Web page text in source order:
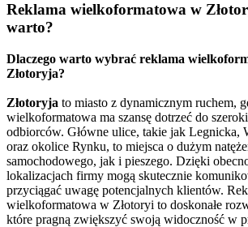
Reklama wielkoformatowa w
warto?
Dlaczego warto wybrać reklama
Złotoryja?
Złotoryja to miasto z dynamicznym ruchem,
wielkoformatowa ma szansę dotrzeć do
odbiorców. Główne ulice, takie jak Legnicka,
oraz okolice Rynku, to miejsca o dużym
samochodowego, jak i pieszego. Dzięki
lokalizacjach firmy mogą skutecznie
przyciągać uwagę potencjalnych klientów.
wielkoformatowa w Złotoryi to doskonałe
które pragną zwiększyć swoją widoczność w